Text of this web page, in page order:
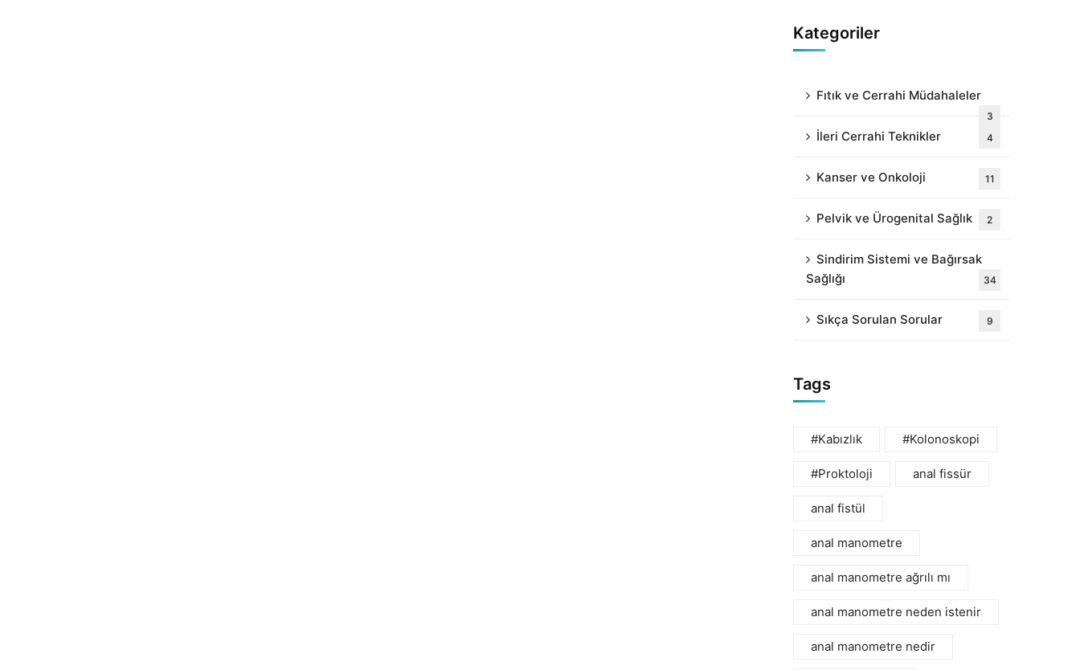
Kategoriler
Fıtık ve Cerrahi Müdahaleler
3
İleri Cerrahi Teknikler 4
Kanser ve Onkoloji 11
Pelvik ve Ürogenital Sağlık 2
Sindirim Sistemi ve Bağırsak
Sağlığı
34
Sıkça Sorulan Sorular 9
Tags
#Kabızlık #Kolonoskopi
#Proktoloji anal fissür
anal fistül
anal manometre
anal manometre ağrılı mı
anal manometre neden istenir
anal manometre nedir